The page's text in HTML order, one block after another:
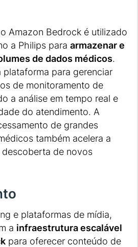
Amazon Bedrock é utilizado
a Philips para armazenar e
de dados médicos.
plataforma para gerenciar
de monitoramento de
a análise em tempo real e
do atendimento. A
de grandes
também acelera a
de novos
e plataformas de mídia,
a infraestrutura escalável
para oferecer conteúdo de